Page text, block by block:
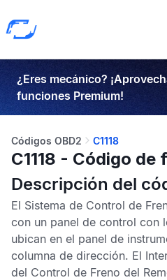
¿Eres mecánico?
funciones Premium!
Códigos OBD2 C1118
C1118 - Código de
Descripción del
El Sistema de Control de
con un panel de control con
ubican en el panel de
columna de dirección. El
del Control de Freno del